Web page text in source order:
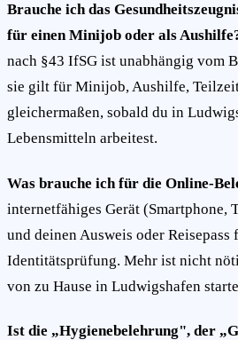
Brauche ich das
für einen Minijob oder als
nach §43 IfSG ist unabhängig vom
sie gilt für Minijob, Aushilfe,
gleichermaßen, sobald du in
Lebensmitteln arbeitest.
Was brauche ich für die Online-
internetfähiges Gerät (Smartphone,
und deinen Ausweis oder Reisepass
Identitätsprüfung. Mehr ist nicht
von zu Hause in Ludwigshafen
Ist die „Hygienebelehrung", der